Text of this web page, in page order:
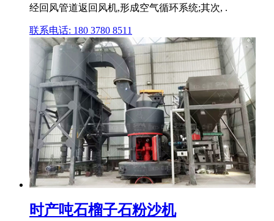
经回风管道返回风机,形成空气循环系统;其次, .
联系电话: 180 3780 8511
时产吨石榴子石粉沙机